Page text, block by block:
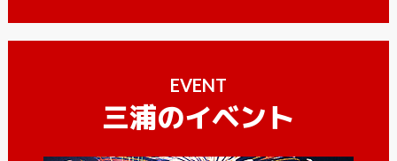
EVENT
三浦のイベント